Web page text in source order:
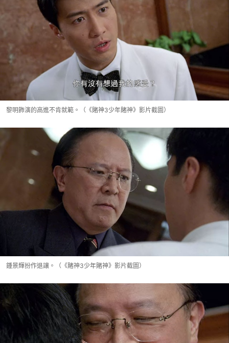
黎明飾演的高進不肯就範。（《賭神3少年賭神》影片截圖）
鍾景輝扮作退讓。（《賭神3少年賭神》影片截圖）